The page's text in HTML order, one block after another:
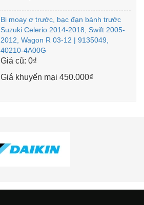
Bi moay ơ trước, bạc đạn bánh trước
Suzuki Celerio 2014-2018, Swift 2005-
2012, Wagon R 03-12 | 9135049,
40210-4A00G
Giá cũ: 0₫
Giá khuyến mại 450.000₫